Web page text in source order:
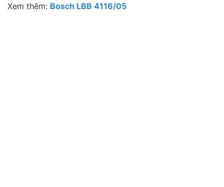
Xem thêm: Bosch LBB 4116/05